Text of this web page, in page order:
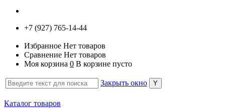
+7 (927) 765-14-44
Избранное Нет товаров
Сравнение Нет товаров
Моя корзина 0 В корзине пусто
Закрыть окно
Каталог товаров